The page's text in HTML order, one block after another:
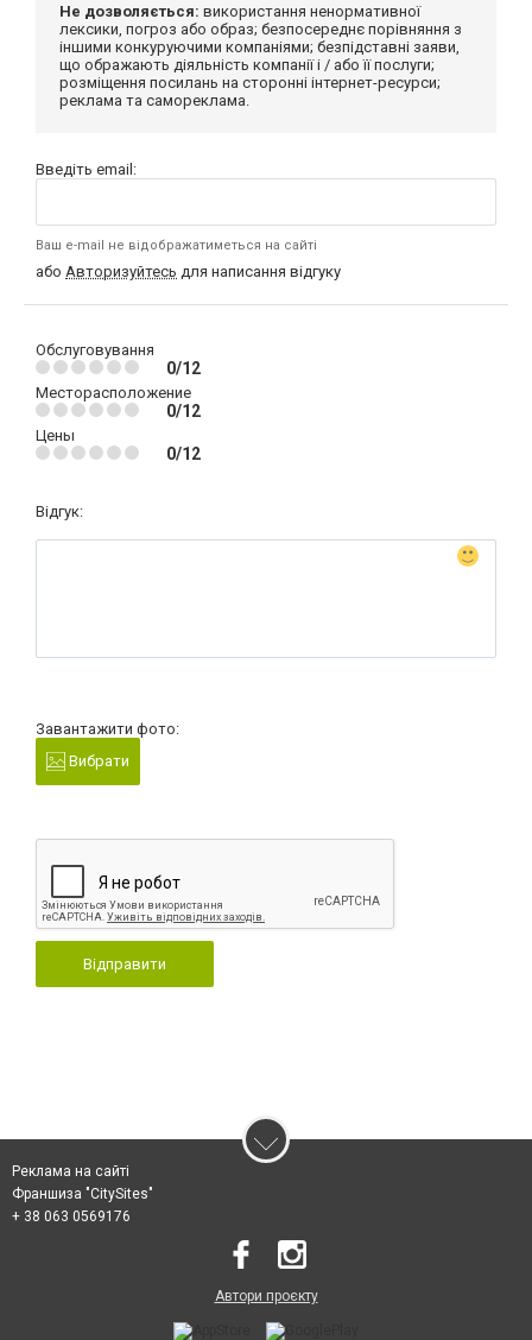
Не дозволяється: використання ненормативної
лексики, погроз або образ; безпосереднє порівняння з
іншими конкуруючими компаніями; безпідставні заяви,
що ображають діяльність компанії і / або її послуги;
розміщення посилань на сторонні інтернет-ресурси;
реклама та самореклама.
Введіть email:
Ваш e-mail не відображатиметься на сайті
або Авторизуйтесь для написання відгуку
Обслуговування
0/12
Месторасположение
0/12
Цены
0/12
Відгук:
Завантажити фото:
Вибрати
Відправити
Реклама на сайті
Франшиза "CitySites"
+ 38 063 0569176
Автори проєкту